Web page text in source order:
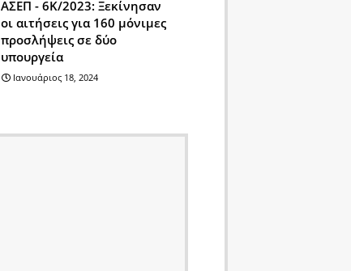
ΑΣΕΠ - 6Κ/2023: Ξεκίνησαν
οι αιτήσεις για 160 μόνιμες
προσλήψεις σε δύο
υπουργεία
Ιανουάριος 18, 2024